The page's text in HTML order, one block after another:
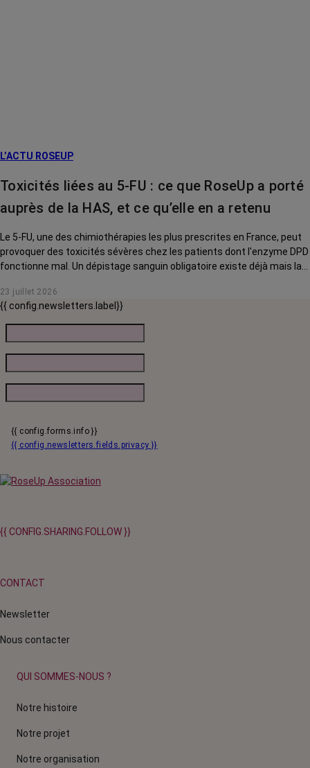
L’ACTU ROSEUP
Toxicités liées au 5-FU : ce que RoseUp a porté
auprès de la HAS, et ce qu’elle en a retenu
Le 5-FU, une des chimiothérapies les plus prescrites en France, peut
provoquer des toxicités sévères chez les patients dont l'enzyme DPD
fonctionne mal. Un dépistage sanguin obligatoire existe déjà mais la
elle aussi, devenir systématique. RoseUp a donné son avis. Voici ce
que la Haute Autorité de santé en a retenu.
23 juillet 2026
{{ config.newsletters.label}}
{{ config.forms.info }}
{{ config.newsletters.fields.privacy }}
{{ CONFIG.SHARING.FOLLOW }}
CONTACT
Newsletter
Nous contacter
QUI SOMMES-NOUS ?
Notre histoire
Notre projet
Notre organisation